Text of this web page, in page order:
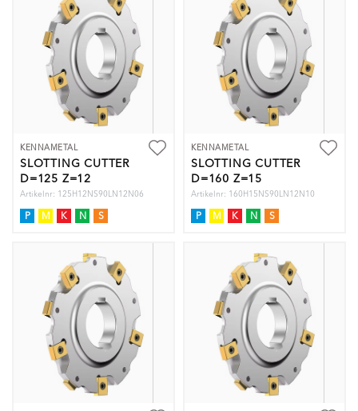
KENNAMETAL
SLOTTING CUTTER
D=125 Z=12
Artikelnr: 125H12NS90LN12N06
P M K N S
KENNAMETAL
SLOTTING CUTTER
D=160 Z=15
Artikelnr: 160H15NS90LN12N10
P M K N S